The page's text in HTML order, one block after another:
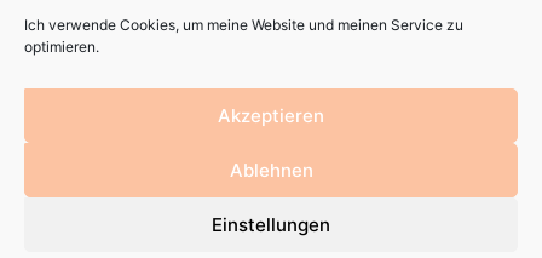
Ich verwende Cookies, um meine Website und meinen Service zu
optimieren.
Akzeptieren
Ablehnen
Einstellungen
wünschte ich, er hätte nie geendet.